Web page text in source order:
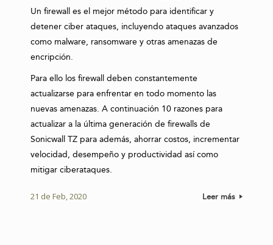
Un firewall es el mejor método para identificar y
detener ciber ataques, incluyendo ataques avanzados
como malware, ransomware y otras amenazas de
encripción.
Para ello los firewall deben constantemente
actualizarse para enfrentar en todo momento las
nuevas amenazas. A continuación 10 razones para
actualizar a la última generación de firewalls de
Sonicwall TZ para además, ahorrar costos, incrementar
velocidad, desempeño y productividad así como
mitigar ciberataques.
21 de Feb, 2020 Leer más